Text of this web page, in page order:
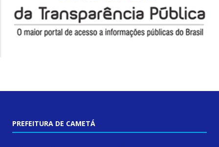
PREFEITURA DE CAMETÁ